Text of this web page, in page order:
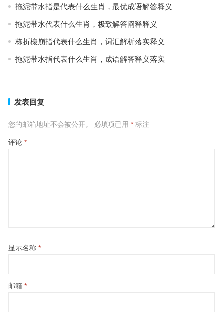
拖泥带水指是代表什么生肖，最优成语解答释义
拖泥带水代表什么生肖，极致解答阐释释义
栋折榱崩指代表什么生肖，词汇解析落实释义
拖泥带水指代表什么生肖，成语解答释义落实
发表回复
您的邮箱地址不会被公开。 必填项已用 *标注
评论 *
显示名称 *
邮箱 *